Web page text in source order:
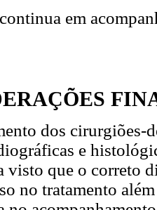
em
dos cirurgiões-
e
visto que o correto
no tratamento